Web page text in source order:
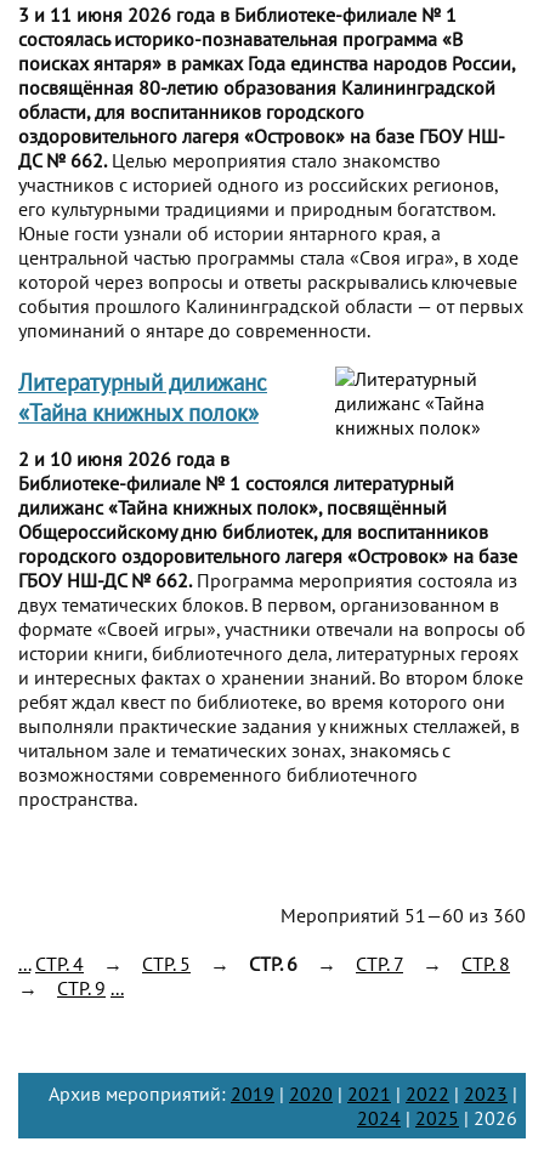
3 и 11 июня 2026 года в Библиотеке-филиале № 1
состоялась историко-познавательная программа «В
поисках янтаря» в рамках Года единства народов России,
посвящённая 80-летию образования Калининградской
области, для воспитанников городского
оздоровительного лагеря «Островок» на базе ГБОУ НШ-
ДС № 662.Целью мероприятия стало знакомство
участников с историей одного из российских регионов,
его культурными традициями и природным богатством.
Юные гости узнали об истории янтарного края, а
центральной частью программы стала «Своя игра», в ходе
которой через вопросы и ответы раскрывались ключевые
события прошлого Калининградской области — от первых
упоминаний о янтаре до современности.
Литературный дилижанс
«Тайна книжных полок»
2 и 10 июня 2026 года в
Библиотеке-филиале № 1 состоялся литературный
дилижанс «Тайна книжных полок», посвящённый
Общероссийскому дню библиотек, для воспитанников
городского оздоровительного лагеря «Островок» на базе
ГБОУ НШ-ДС № 662.Программа мероприятия состояла из
двух тематических блоков. В первом, организованном в
формате «Своей игры», участники отвечали на вопросы об
истории книги, библиотечного дела, литературных героях
и интересных фактах о хранении знаний. Во втором блоке
ребят ждал квест по библиотеке, во время которого они
выполняли практические задания у книжных стеллажей, в
читальном зале и тематических зонах, знакомясь с
возможностями современного библиотечного
пространства.
Мероприятий 51—60 из 360
... CTP. 4 → CTP. 5 → CTP. 6 → CTP. 7 → CTP. 8
→ CTP. 9 ...
Архив мероприятий: 2019 | 2020 | 2021 | 2022 | 2023 |
2024 | 2025 | 2026